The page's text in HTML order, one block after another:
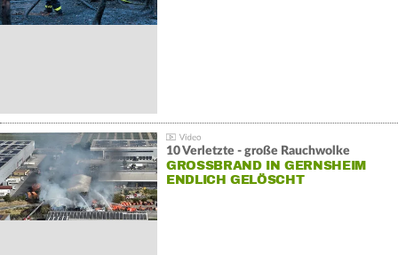
10 Verletzte - große Rauchwolke
GROSSBRAND IN GERNSHEIM E
NDLICH GELÖSCHT